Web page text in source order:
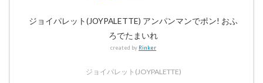
ジョイパレット(JOYPALETTE) アンパンマンでポン! おふ
ろでたまいれ
created by Rinker
ジョイパレット(JOYPALETTE)